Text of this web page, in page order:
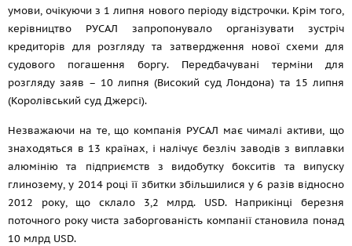
умови, очікуючи з 1 липня нового періоду відстрочки. Крім того,
керівництво РУСАЛ запропонувало організувати зустріч
кредиторів для розгляду та затвердження нової схеми для
судового погашення боргу. Передбачувані терміни для
розгляду заяв – 10 липня (Високий суд Лондона) та 15 липня
(Королівський суд Джерсі).
Незважаючи на те, що компанія РУСАЛ має чималі активи, що
знаходяться в 13 країнах, і налічує безліч заводів з виплавки
алюмінію та підприємств з видобутку бокситів та випуску
глинозему, у 2014 році її збитки збільшилися у 6 разів відносно
2012 року, що склало 3,2 млрд. USD. Наприкінці березня
поточного року чиста заборгованість компанії становила понад
10 млрд USD.